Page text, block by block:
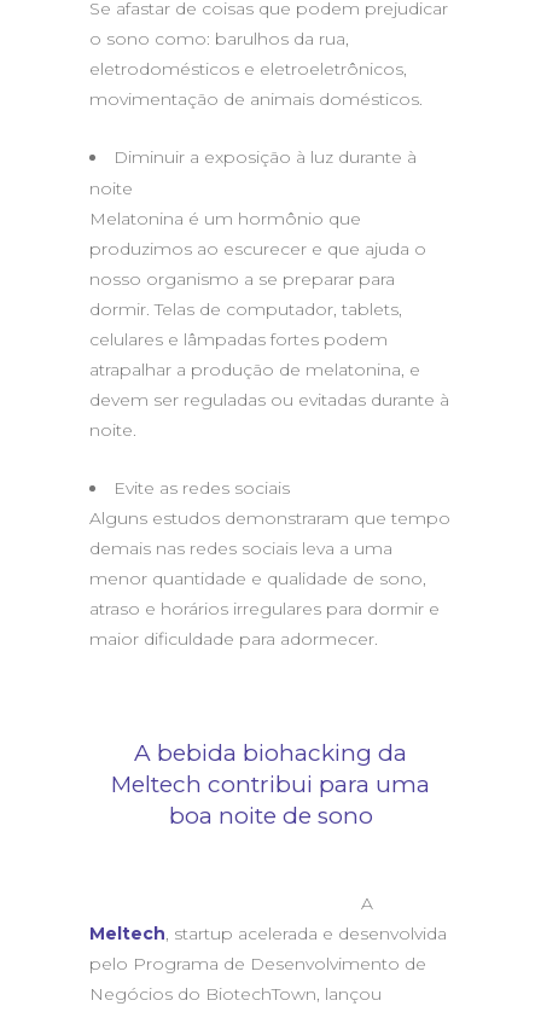
Se afastar de coisas que podem prejudicar
o sono como: barulhos da rua,
eletrodomésticos e eletroeletrônicos,
movimentação de animais domésticos.
Diminuir a exposição à luz durante à
noite
Melatonina é um hormônio que
produzimos ao escurecer e que ajuda o
nosso organismo a se preparar para
dormir. Telas de computador, tablets,
celulares e lâmpadas fortes podem
atrapalhar a produção de melatonina, e
devem ser reguladas ou evitadas durante à
noite.
Evite as redes sociais
Alguns estudos demonstraram que tempo
demais nas redes sociais leva a uma
menor quantidade e qualidade de sono,
atraso e horários irregulares para dormir e
maior dificuldade para adormecer.
A bebida biohacking da
Meltech contribui para uma
boa noite de sono
A
Meltech, startup acelerada e desenvolvida
pelo Programa de Desenvolvimento de
Negócios do BiotechTown, lançou